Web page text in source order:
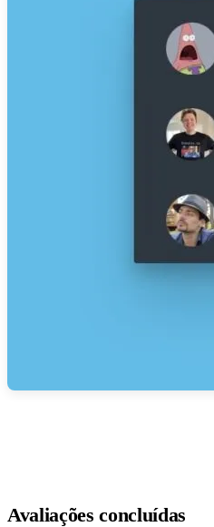
Avaliações concluídas